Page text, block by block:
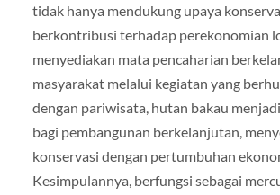
tidak hanya mendukung upaya
berkontribusi terhadap perekonomian
menyediakan mata pencaharian
masyarakat melalui kegiatan yang
dengan pariwisata, hutan bakau
bagi pembangunan berkelanjutan,
konservasi dengan pertumbuhan
Kesimpulannya, berfungsi sebagai